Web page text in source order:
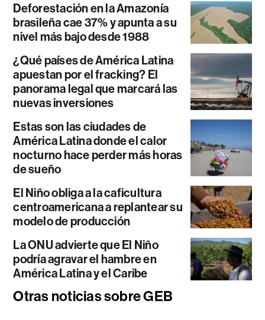
Deforestación en la Amazonía
brasileña cae 37% y apunta a su
nivel más bajo desde 1988
¿Qué países de América Latina
apuestan por el fracking? El
panorama legal que marcará las
nuevas inversiones
Estas son las ciudades de
América Latina donde el calor
nocturno hace perder más horas
de sueño
El Niño obliga a la caficultura
centroamericana a replantear su
modelo de producción
La ONU advierte que El Niño
podría agravar el hambre en
América Latina y el Caribe
Otras noticias sobre GEB